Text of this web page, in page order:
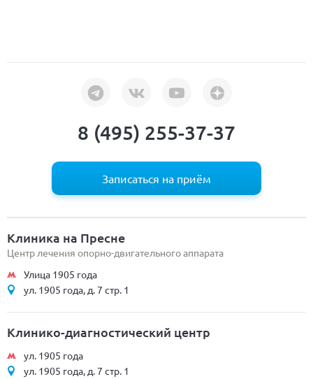
8 (495) 255-37-37
Записаться на приём
Клиника на Пресне
Центр лечения опорно-двигательного аппарата
Улица 1905 года
ул. 1905 года, д. 7 стр. 1
Клинико-диагностический центр
ул. 1905 года
ул. 1905 года, д. 7 стр. 1